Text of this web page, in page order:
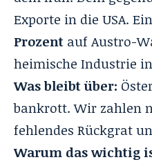
Exporte in die USA.
Prozent auf Austro-
heimische Industrie
Was bleibt über:
bankrott. Wir zahlen
fehlendes Rückgrat
Warum das wichtig